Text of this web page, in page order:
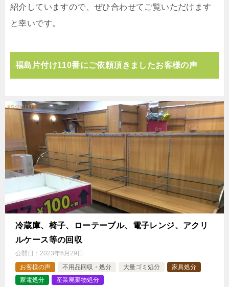
紹介していますので、ぜひ合わせてご覧いただけます
と幸いです。
福島片付け110番にご依頼頂きましたお客様の声
冷蔵庫、椅子、ローテーブル、電子レンジ、アクリ
ルケース等の回収
公開日： 2023年6月29日
お客様の声
不用品回収・処分 大量ゴミ処分
家具処分
家電処分
産業廃棄物処分